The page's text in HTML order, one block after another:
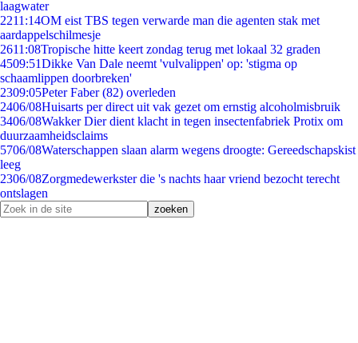
laagwater
2211:14OM eist TBS tegen verwarde man die agenten stak met
aardappelschilmesje
2611:08Tropische hitte keert zondag terug met lokaal 32 graden
4509:51Dikke Van Dale neemt 'vulvalippen' op: 'stigma op
schaamlippen doorbreken'
2309:05Peter Faber (82) overleden
2406/08Huisarts per direct uit vak gezet om ernstig alcoholmisbruik
3406/08Wakker Dier dient klacht in tegen insectenfabriek Protix om
duurzaamheidsclaims
5706/08Waterschappen slaan alarm wegens droogte: Gereedschapskist
leeg
2306/08Zorgmedewerkster die 's nachts haar vriend bezocht terecht
ontslagen